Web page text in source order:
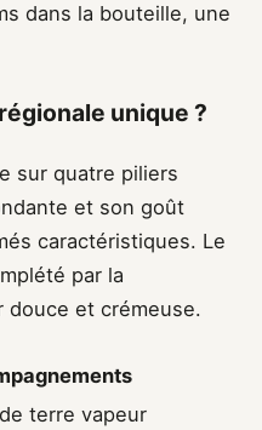
dans la bouteille, une
unique ?
sur quatre piliers
et son goût
caractéristiques. Le
par la
douce et crémeuse.
terre vapeur